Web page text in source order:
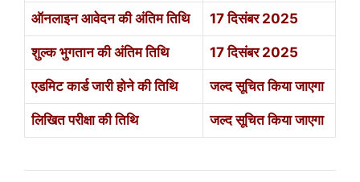
ऑनलाइन आवेदन की अंतिम तिथि 17 दिसंबर 2025
शुल्क भुगतान की अंतिम तिथि 17 दिसंबर 2025
एडमिट कार्ड जारी होने की तिथि जल्द सूचित किया जाएगा
लिखित परीक्षा की तिथि जल्द सूचित किया जाएगा